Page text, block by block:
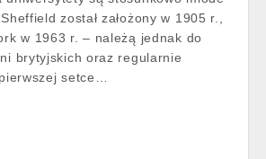
został założony w 1905 r.,
w 1963 r. ‒ należą jednak do
brytyjskich oraz regularnie
setce…